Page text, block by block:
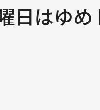
日はゆめ